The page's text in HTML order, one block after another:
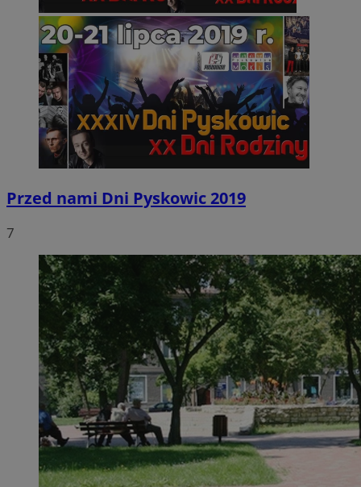
Przed nami Dni Pyskowic 2019
7